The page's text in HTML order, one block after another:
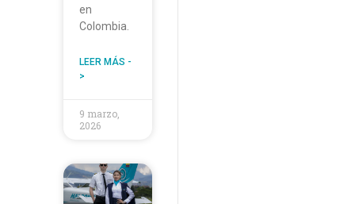
en
Colombia.
LEER MÁS -
>
9 marzo,
2026